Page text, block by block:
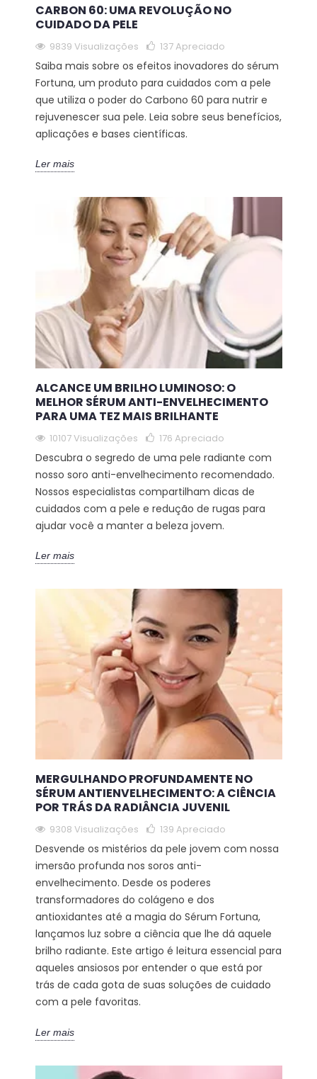
CARBON 60: UMA REVOLUÇÃO NO
CUIDADO DA PELE
9839 Visualizações 137Apreciado
Saiba mais sobre os efeitos inovadores do sérum
Fortuna, um produto para cuidados com a pele
que utiliza o poder do Carbono 60 para nutrir e
rejuvenescer sua pele. Leia sobre seus benefícios,
aplicações e bases científicas.
Ler mais
ALCANCE UM BRILHO LUMINOSO: O
MELHOR SÉRUM ANTI-ENVELHECIMENTO
PARA UMA TEZ MAIS BRILHANTE
10107 Visualizações 176 Apreciado
Descubra o segredo de uma pele radiante com
nosso soro anti-envelhecimento recomendado.
Nossos especialistas compartilham dicas de
cuidados com a pele e redução de rugas para
ajudar você a manter a beleza jovem.
Ler mais
MERGULHANDO PROFUNDAMENTE NO
SÉRUM ANTIENVELHECIMENTO: A CIÊNCIA
POR TRÁS DA RADIÂNCIA JUVENIL
9308 Visualizações 139 Apreciado
Desvende os mistérios da pele jovem com nossa
imersão profunda nos soros anti-
envelhecimento. Desde os poderes
transformadores do colágeno e dos
antioxidantes até a magia do Sérum Fortuna,
lançamos luz sobre a ciência que lhe dá aquele
brilho radiante. Este artigo é leitura essencial para
aqueles ansiosos por entender o que está por
trás de cada gota de suas soluções de cuidado
com a pele favoritas.
Ler mais